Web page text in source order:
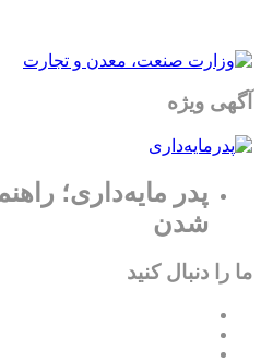
آگهی ویژه
پدر مایه‌داری؛
شدن
ما را دنبال کنید